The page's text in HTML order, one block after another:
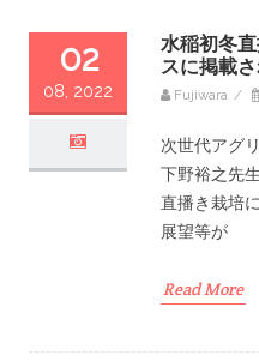
02
08, 2022
水稲初冬
スに掲載
Fujiwara /
次世代アグ
下野裕之先
直播き栽培
展望等が
Read More